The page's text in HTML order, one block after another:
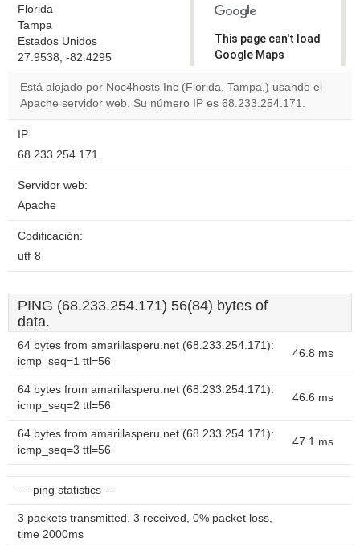
Florida
Tampa
Estados Unidos
27.9538, -82.4295
This page can't load
Google Maps
correctly.
Do you
own this
OK
Está alojado por Noc4hosts Inc (Florida, Tampa,) usando el
Apache servidor web. Su número IP es 68.233.254.171.
IP:
68.233.254.171
Servidor web:
Apache
Codificación:
utf-8
PING (68.233.254.171) 56(84) bytes of
data.
64 bytes from amarillasperu.net (68.233.254.171):
icmp_seq=1 ttl=56
46.8 ms
64 bytes from amarillasperu.net (68.233.254.171):
icmp_seq=2 ttl=56
46.6 ms
64 bytes from amarillasperu.net (68.233.254.171):
icmp_seq=3 ttl=56
47.1 ms
--- ping statistics ---
3 packets transmitted, 3 received, 0% packet loss,
time 2000ms